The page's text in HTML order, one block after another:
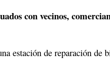
con vecinos,
estación de reparación de